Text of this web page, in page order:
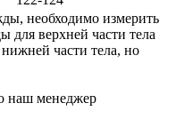
необходимо измерить
для верхней части тела
части тела, но
наш менеджер